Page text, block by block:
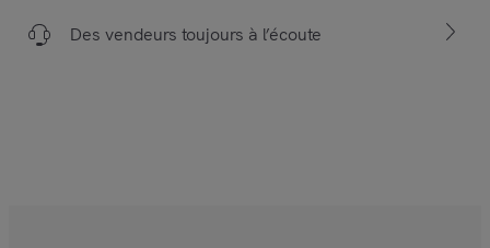
Des vendeurs toujours à l’écoute